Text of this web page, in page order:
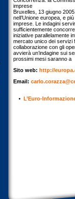
imprese
Bruxelles, 13 giugno
nell’Unione europea, e
imprese. Le indagini
sufficientemente
iniziative parallelamente
mercato unico dei servizi
collaborazione con gli
avvierà un’indagine sui
prossimi mesi saranno a
Sito web: http://
Email:
• L’Euro-